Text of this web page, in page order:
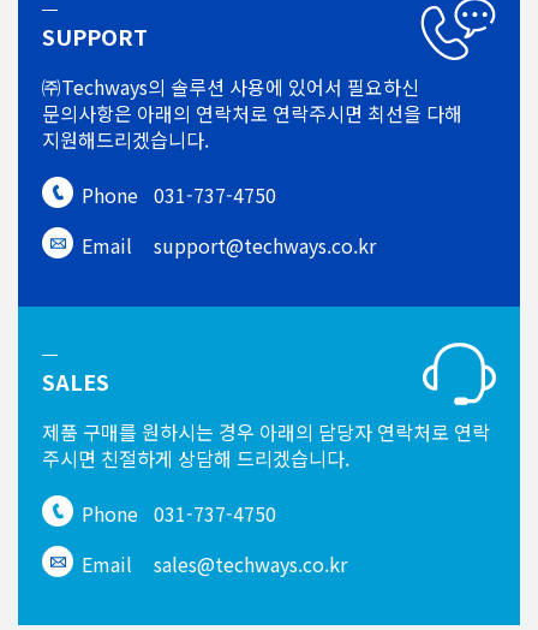
SUPPORT
㈜Techways의 솔루션 사용에 있어서 필요하신
문의사항은 아래의 연락처로 연락주시면 최선을 다해
지원해드리겠습니다.
Phone 031-737-4750
Email
support@techways.co.kr
SALES
제품 구매를 원하시는 경우 아래의 담당자 연락처로 연락
주시면 친절하게 상담해 드리겠습니다.
Phone 031-737-4750
Email
sales@techways.co.kr